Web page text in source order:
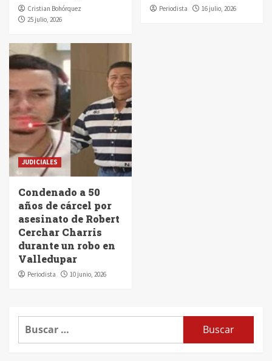
Cristian Bohórquez
25 julio, 2026
Periodista 16 julio, 2026
JUDICIALES
Condenado a 50
años de cárcel por
asesinato de Robert
Cerchar Charris
durante un robo en
Valledupar
Periodista 10 junio, 2026
Buscar: